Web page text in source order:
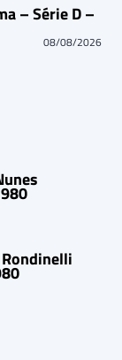
– Série D –
08/08/2026